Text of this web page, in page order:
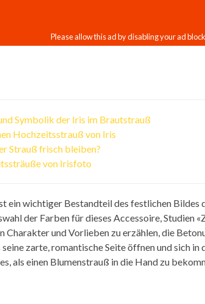
Symbolik der Iris im Brautstrauß
Hochzeitsstrauß von Iris
Strauß frisch bleiben?
von Irisfoto
ein wichtiger Bestandteil des festlichen Bildes
der Farben für dieses Accessoire, Studien
Charakter und Vorlieben zu erzählen, die
seine zarte, romantische Seite öffnen und sich
als einen Blumenstrauß in die Hand zu